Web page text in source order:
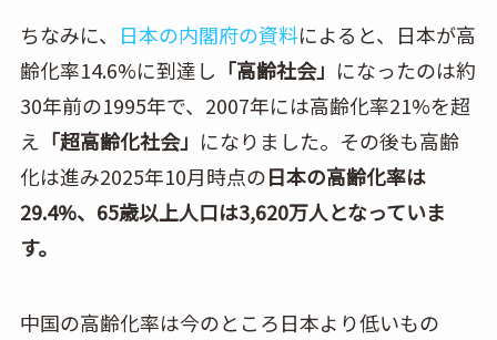
ちなみに、 日本の内閣府の資料によると、日本が高
齢化率14.6%に到達し 「高齢社会」 になったのは約
30年前の1995年で、2007年には高齢化率21%を超
え 「超高齢化社会」 になりました。その後も高齢
化は進み2025年10月時点の日本の高齢化率は
29.4%、65歳以上人口は3,620万人となっていま
す。
中国の高齢化率は今のところ日本より低いもの